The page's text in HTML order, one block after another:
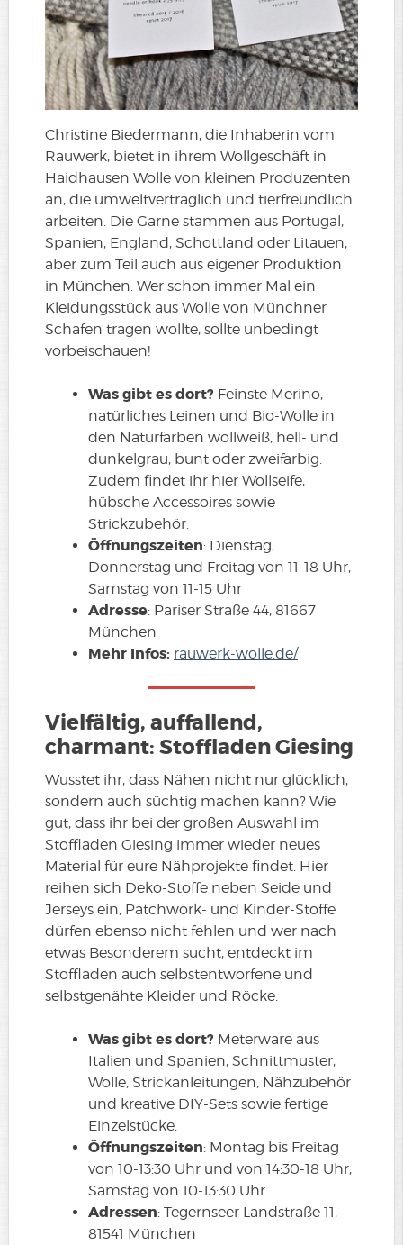
Christine Biedermann, die Inhaberin vom
Rauwerk, bietet in ihrem Wollgeschäft in
Haidhausen Wolle von kleinen Produzenten
an, die umweltverträglich und tierfreundlich
arbeiten. Die Garne stammen aus Portugal,
Spanien, England, Schottland oder Litauen,
aber zum Teil auch aus eigener Produktion
in München. Wer schon immer Mal ein
Kleidungsstück aus Wolle von Münchner
Schafen tragen wollte, sollte unbedingt
vorbeischauen!
Was gibt es dort? Feinste Merino,
natürliches Leinen und Bio-Wolle in
den Naturfarben wollweiß, hell- und
dunkelgrau, bunt oder zweifarbig.
Zudem findet ihr hier Wollseife,
hübsche Accessoires sowie
Strickzubehör.
Öffnungszeiten: Dienstag,
Donnerstag und Freitag von 11-18 Uhr,
Samstag von 11-15 Uhr
Adresse: Pariser Straße 44, 81667
München
Mehr Infos: rauwerk-wolle.de/
Vielfältig, auffallend,
charmant: Stoffladen Giesing
Wusstet ihr, dass Nähen nicht nur glücklich,
sondern auch süchtig machen kann? Wie
gut, dass ihr bei der großen Auswahl im
Stoffladen Giesing immer wieder neues
Material für eure Nähprojekte findet. Hier
reihen sich Deko-Stoffe neben Seide und
Jerseys ein, Patchwork- und Kinder-Stoffe
dürfen ebenso nicht fehlen und wer nach
etwas Besonderem sucht, entdeckt im
Stoffladen auch selbstentworfene und
selbstgenähte Kleider und Röcke.
Was gibt es dort? Meterware aus
Italien und Spanien, Schnittmuster,
Wolle, Strickanleitungen, Nähzubehör
und kreative DIY-Sets sowie fertige
Einzelstücke.
Öffnungszeiten: Montag bis Freitag
von 10-13:30 Uhr und von 14:30-18 Uhr,
Samstag von 10-13:30 Uhr
Adressen: Tegernseer Landstraße 11,
81541 München